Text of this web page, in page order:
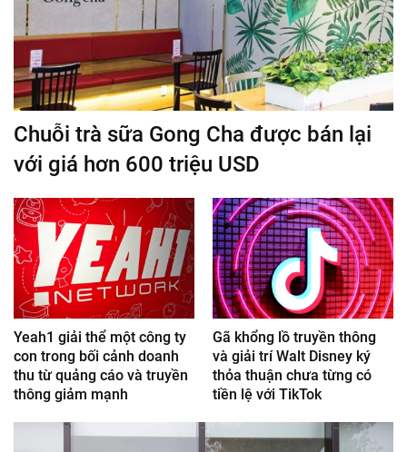
Chuỗi trà sữa Gong Cha được bán lại
với giá hơn 600 triệu USD
Yeah1 giải thể một công ty
con trong bối cảnh doanh
thu từ quảng cáo và truyền
thông giảm mạnh
Gã khổng lồ truyền thông
và giải trí Walt Disney ký
thỏa thuận chưa từng có
tiền lệ với TikTok